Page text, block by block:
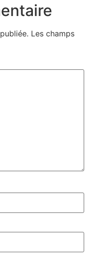
Les champs